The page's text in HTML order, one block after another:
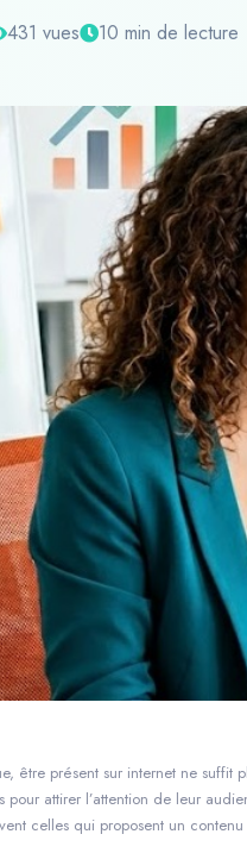
431 vues 10 min de lecture
être présent sur internet ne suffit
pour attirer l’attention de leur
celles qui proposent un